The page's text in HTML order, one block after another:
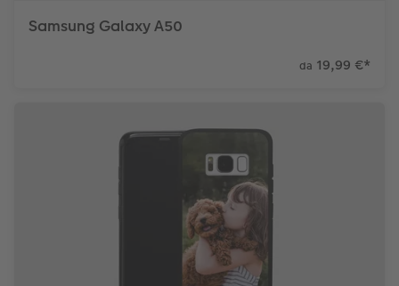
Samsung Galaxy A50
da 19,99 €*